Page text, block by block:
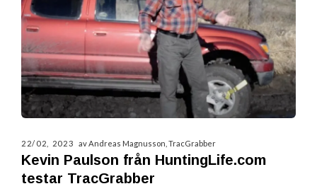
22/02, 2023 av Andreas Magnusson, TracGrabber
Kevin Paulson från HuntingLife.com
testar TracGrabber